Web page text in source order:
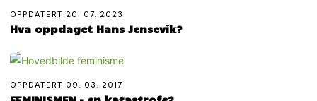
OPPDATERT 20. 07. 2023
Hva oppdaget Hans Jensevik?
OPPDATERT 09. 03. 2017